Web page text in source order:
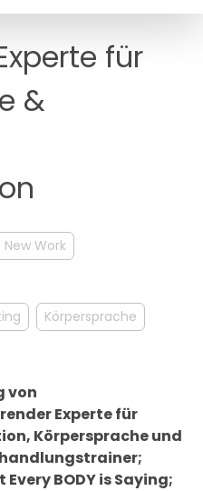
für
&
Work
Körpersprache
von
Experte für
Körpersprache und
BODY is Saying;